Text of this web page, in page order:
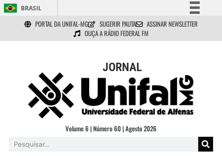
BRASIL
Simplifique!
Comunica BR
Acesso à informação
Legislação
Canais
PORTAL DA UNIFAL-MG SUGERIR PAUTA
ASSINAR NEWSLETTER
OUÇA A RÁDIO FEDERAL FM
JORNAL
Volume 6 | Número 60 | Agosto 2026